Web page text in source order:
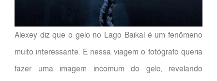
Alexey diz que o gelo no Lago Baikal é um fenômeno
muito interessante. E nessa viagem o fotógrafo queria
fazer uma imagem incomum do gelo, revelando